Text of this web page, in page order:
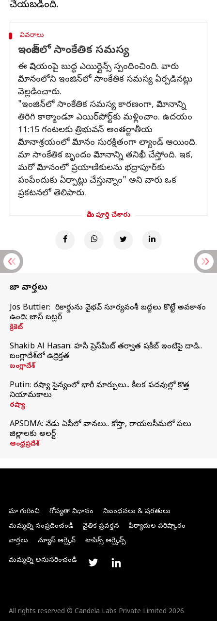
వివరాలు
ఇంజిన్‌లో సాంకేతిక సమస్య
ఈ విషయంపై బుద్ధ ఎయిర్లైన్స్‌ స్పందించింది. వారు
విమానంలోని ఇంజిన్‌లో సాంకేతిక సమస్య ఏర్పడినట్లు
వెల్లడించారు.
"ఇంజిన్‌లో సాంకేతిక సమస్య కారణంగా, విమానాన్ని
తిరిగి కాఠ్మాండూ ఎయిర్‌పోర్ట్‌కు మళ్లించాం. ఉదయం
11:15 గంటలకు త్రిభువన్ అంతర్జాతీయ
విమానాశ్రయంలో విమానం సురక్షితంగా ల్యాండ్‌ అయింది.
మా సాంకేతిక బృందం విమానాన్ని తనిఖీ చేస్తోంది. ఇక,
మరో విమానంలో ప్రయాణికులను భద్రాపూర్‌కు
పంపేందుకు ఏర్పాట్లు చేస్తున్నాం" అని వారు ఒక
ప్రకటనలో తెలిపారు.
మీరు పూర్తి చేశారు
తాజా వార్తలు
Jos Buttler: నా రికార్డును వైభవ్ సూర్యవంశీ బద్దలు కొట్టే అవకాశం
ఉంది: జాస్ బట్లర్
క్రికెట్
Shakib Al Hasan: హసీనా ప్రెస్‌మీట్‌ తర్వాత షకీబ్‌ ఇంటిపై దాడి..
బంగ్లాదేశ్‌లో ఉద్రిక్తత
బంగ్లాదేశ్
Putin: రష్యా సైన్యంలో భారీ మార్పులు.. కీలక పదవుల్లో కొత్త
నియామకాలు
రష్యా
APSDMA: నేడు ఏపీలో వానలు.. కోస్తా, రాయలసీమలో పలు
జిల్లాలకు అలర్ట్
ఆంధ్రప్రదేశ్
మా గురించి గోప్యతా విధానం
నిబంధనలు & షరతులు
మమ్మల్ని సంప్రదించండి
నైతిక ప్రవర్తన
ఫిర్యాదుల పరిష్కారం
వార్తలు
న్యూస్ ఆర్కైవ్ టాపిక్స్ ఆర్కైవ్స్
మమ్మల్ని అనుసరించండి
All rights reserved © Candela Labs Private Limited 2026